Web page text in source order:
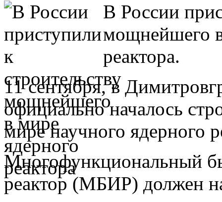
В России
мощнейшего
реактора.
11 сентября, в
официально началось
мире научного ядерного
Многофункциональный
реактор (МБИР) должен